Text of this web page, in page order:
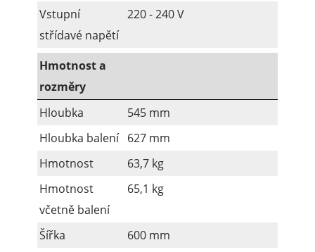
Vstupní
střídavé napětí
220 - 240 V
Hmotnost a
rozměry
Hloubka
545 mm
Hloubka balení 627 mm
Hmotnost
63,7 kg
Hmotnost
včetně balení
65,1 kg
Šířka
600 mm